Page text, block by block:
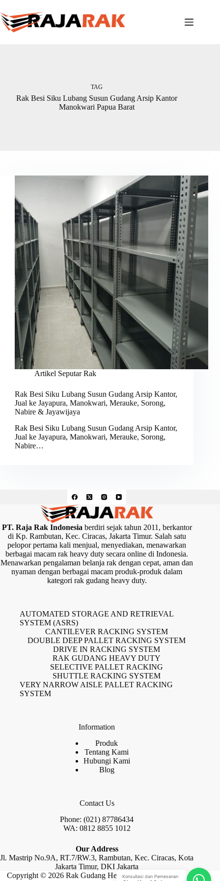
to
content
TAG
Rak Besi Siku Lubang Susun Gudang Arsip Kantor
Manokwari Papua Barat
Artikel Seputar Rak
Rak Besi Siku Lubang Susun Gudang Arsip Kantor,
Jual ke Jayapura, Manokwari, Merauke, Sorong,
Nabire & Jayawijaya
Rak Besi Siku Lubang Susun Gudang Arsip Kantor,
Jual ke Jayapura, Manokwari, Merauke, Sorong,
Nabire…
PT. Raja Rak Indonesiaberdiri sejak tahun 2011, berkantor
di Kp. Rambutan, Kec. Ciracas, Jakarta Timur. Salah satu
pelopor pertama kali menjual, menyediakan, menawarkan
berbagai macam rak heavy duty secara online di Indonesia.
Menawarkan pengalaman belanja rak dengan cepat, aman dan
nyaman dengan berbagai macam produk-produk dalam
kategori rak gudang heavy duty.
AUTOMATED STORAGE AND RETRIEVAL
SYSTEM (ASRS)
CANTILEVER RACKING SYSTEM
DOUBLE DEEP PALLET RACKING SYSTEM
DRIVE IN RACKING SYSTEM
RAK GUDANG HEAVY DUTY
SELECTIVE PALLET RACKING
SHUTTLE RACKING SYSTEM
VERY NARROW AISLE PALLET RACKING
SYSTEM
Information
Produk
Tentang Kami
Hubungi Kami
Blog
Contact Us
Phone: (021) 87786434
WA: 0812 8855 1012
Our Address
Jl. Mastrip No.9A, RT.7/RW.3, Rambutan, Kec. Ciracas, Kota
Jakarta Timur, DKI Jakarta
Copyright © 2026 Rak Gudang Heayy Duty by Raja Rak
Konsultasi dan Pemesanan